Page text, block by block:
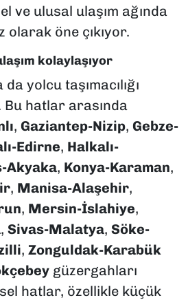
ve ulusal ulaşım ağında
olarak öne çıkıyor.
kolaylaşıyor
da yolcu taşımacılığı
hatlar arasında
, Gaziantep-Nizip, Gebze-
Edirne, Halkalı-
Akyaka, Konya-Karaman,
, Manisa-Alaşehir,
, Mersin-İslahiye,
, Sivas-Malatya, Söke-
, Zonguldak-Karabük
güzergahları
hatlar, özellikle küçük